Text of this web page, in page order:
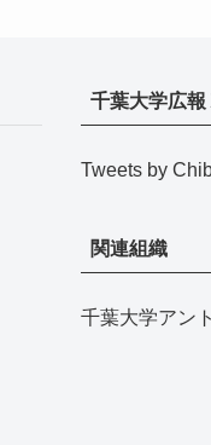
千葉大学広報
Tweets by
関連組織
千葉大学アン